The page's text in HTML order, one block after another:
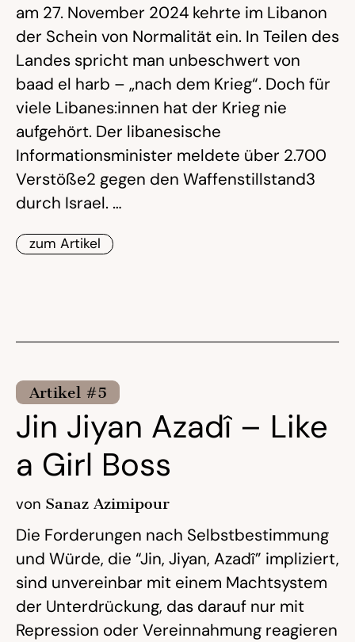
am 27. November 2024 kehrte im Libanon
der Schein von Normalität ein. In Teilen des
Landes spricht man unbeschwert von
baad el harb – „nach dem Krieg“. Doch für
viele Libanes:innen hat der Krieg nie
aufgehört. Der libanesische
Informationsminister meldete über 2.700
Verstöße2 gegen den Waffenstillstand3
durch Israel. …
zum Artikel
Artikel #5
Jin Jiyan Azadî – Like
a Girl Boss
von Sanaz Azimipour
Die Forderungen nach Selbstbestimmung
und Würde, die “Jin, Jiyan, Azadî” impliziert,
sind unvereinbar mit einem Machtsystem
der Unterdrückung, das darauf nur mit
Repression oder Vereinnahmung reagieren